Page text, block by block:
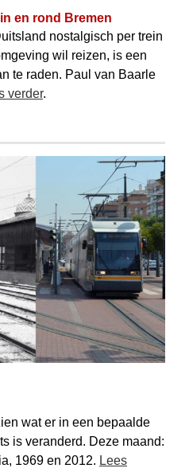
en rond Bremen
nostalgisch per trein
wil reizen, is een
te raden. Paul van Baarle
verder.
wat er in een bepaalde
is veranderd. Deze maand:
1969 en 2012. Lees